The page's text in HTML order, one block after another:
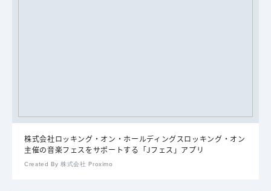
株式会社ロッキング・オン・ホールディングスロッキング・オン
主催の音楽フェスをサポートする「Jフェス」アプリ
Created By 株式会社 Proximo